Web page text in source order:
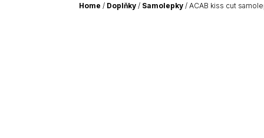
Home / Doplňky / Samolepky / ACAB kiss cut